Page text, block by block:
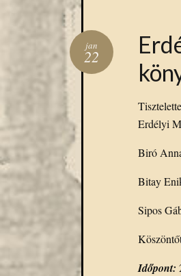
jan
22
Erdélyi
Biró
Bitay
Sipos
Időpont: